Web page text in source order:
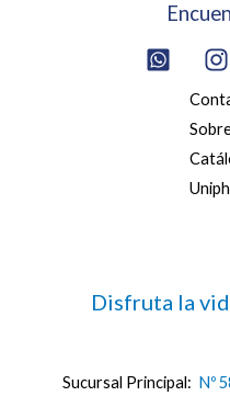
Disfruta la
Sucursal Principal: Nº